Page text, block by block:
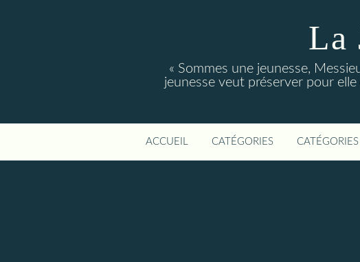
La
« Sommes une jeunesse,
jeunesse veut préserver pour
ACCUEIL CATÉGORIES